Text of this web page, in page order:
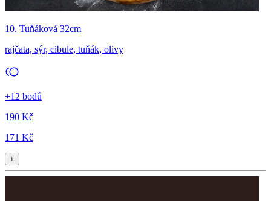
10. Tuňáková 32cm
rajčata, sýr, cibule, tuňák, olivy
+12 bodů
190 Kč
171 Kč
+